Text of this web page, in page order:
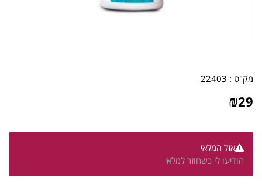
מק"ט : 22403
₪29
אזל המלאי
הודיעו לי כשחוזר למלאי